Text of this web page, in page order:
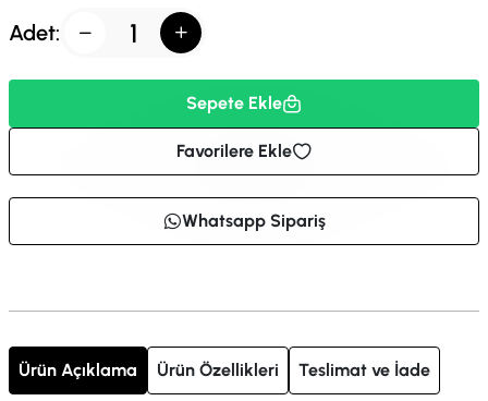
Adet:
Sepete Ekle
Favorilere Ekle
Whatsapp Sipariş
Ürün Açıklama Ürün Özellikleri Teslimat ve İade